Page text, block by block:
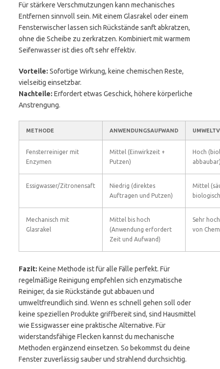
Für stärkere Verschmutzungen kann mechanisches
Entfernen sinnvoll sein. Mit einem Glasrakel oder einem
Fensterwischer lassen sich Rückstände sanft abkratzen,
ohne die Scheibe zu zerkratzen. Kombiniert mit warmem
Seifenwasser ist dies oft sehr effektiv.
Vorteile: Sofortige Wirkung, keine chemischen Reste,
vielseitig einsetzbar.
Nachteile: Erfordert etwas Geschick, höhere körperliche
Anstrengung.
METHODE ANWENDUNGSAUFWAND
Fensterreiniger mit
Enzymen
Mittel (Einwirkzeit +
Putzen)
Hoch
Essigwasser/Zitronensaft
Niedrig (direktes
Auftragen und Putzen)
Mittel
Mechanisch mit
Glasrakel
Mittel bis hoch
(Anwendung erfordert
Zeit und Aufwand)
Sehr
von
Fazit: Keine Methode ist für alle Fälle perfekt. Für
regelmäßige Reinigung empfehlen sich enzymatische
Reiniger, da sie Rückstände gut abbauen und
umweltfreundlich sind. Wenn es schnell gehen soll oder
keine speziellen Produkte griffbereit sind, sind Hausmittel
wie Essigwasser eine praktische Alternative. Für
widerstandsfähige Flecken kannst du mechanische
Methoden ergänzend einsetzen. So bekommst du deine
Fenster zuverlässig sauber und strahlend durchsichtig.